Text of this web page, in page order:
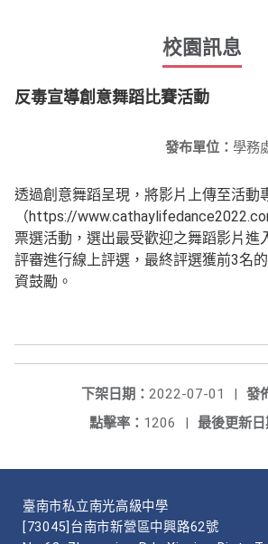
校園訊息
反毒宣導創意舞蹈比賽活動
發布單位： 學務
透過創意舞蹈呈現，將影片上傳至活動
（https://
票選活動，選出最受歡迎之舞蹈影片進
評審進行線上評選，最終評選獲前3名
資鼓勵。
發
下架日期： 2022-07-01
|
最後更新日
點擊率： 1206 |
臺南市私立南光高級中學
[73045]台南市新營區中興路62號